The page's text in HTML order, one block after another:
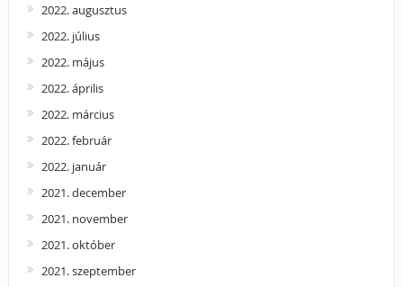
2022. augusztus
2022. július
2022. május
2022. április
2022. március
2022. február
2022. január
2021. december
2021. november
2021. október
2021. szeptember